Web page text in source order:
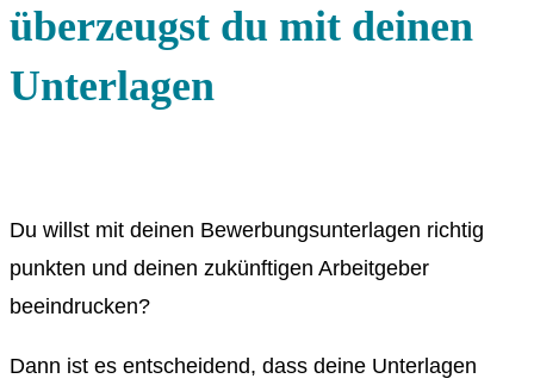
überzeugst du mit deinen
Unterlagen
Du willst mit deinen Bewerbungsunterlagen richtig
punkten und deinen zukünftigen Arbeitgeber
beeindrucken?
Dann ist es entscheidend, dass deine Unterlagen